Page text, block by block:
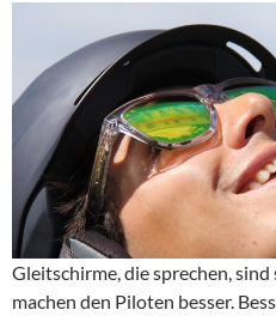
Gleitschirme, die sprechen,
machen den Piloten besser.